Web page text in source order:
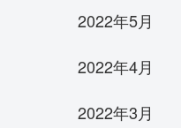
2022年5月
2022年4月
2022年3月